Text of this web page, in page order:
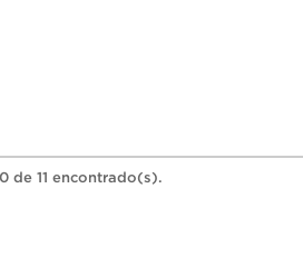
de 11 encontrado(s).